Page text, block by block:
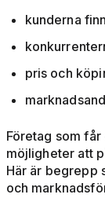
kunderna
pris och
Företag som
möjligheter att
Här är begrepp
och